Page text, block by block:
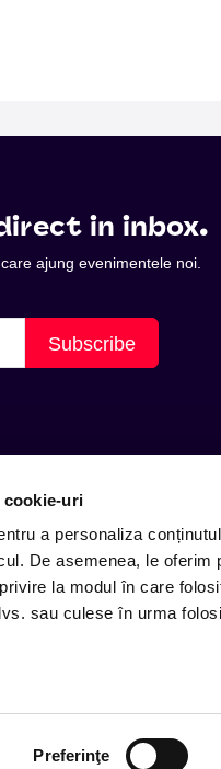
cookie-uri
a personaliza
De asemenea, le
la modul în care
sau culese în urma
Preferinţe
in inbox.
ajung evenimentele noi.
Subscribe
| E-mail: